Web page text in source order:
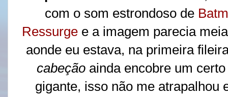
com o som estrondoso de
Ressurge e a imagem parecia
aonde eu estava, na primeira
cabeção ainda encobre um
gigante, isso não me atrapalhou